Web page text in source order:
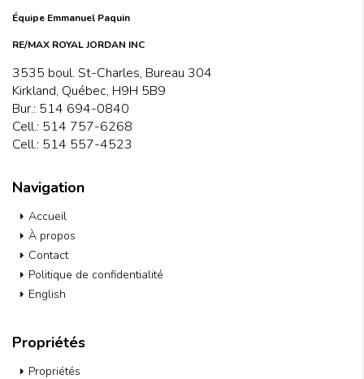
Équipe Emmanuel Paquin
RE/MAX ROYAL JORDAN INC
3535 boul. St-Charles, Bureau 304
Kirkland, Québec, H9H 5B9
Bur.: 514 694-0840
Cell.: 514 757-6268
Cell.: 514 557-4523
Navigation
Accueil
À propos
Contact
Politique de confidentialité
English
Propriétés
Propriétés